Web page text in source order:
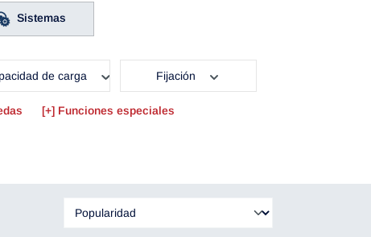
Sistemas
de carga Fijación
Funciones especiales